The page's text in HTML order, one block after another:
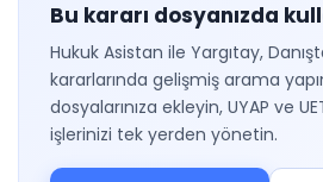
Bu kararı dosyanızda
Hukuk Asistan ile Yargıtay,
kararlarında gelişmiş arama
dosyalarınıza ekleyin, UYAP ve
işlerinizi tek yerden yönetin.